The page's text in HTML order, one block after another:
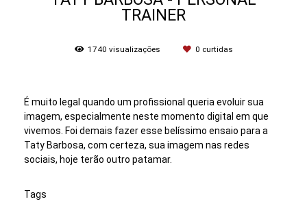
TRAINER
1740 visualizações 0 curtidas
É muito legal quando um profissional queria evoluir sua
imagem, especialmente neste momento digital em que
vivemos. Foi demais fazer esse belíssimo ensaio para a
Taty Barbosa, com certeza, sua imagem nas redes
sociais, hoje terão outro patamar.
Tags